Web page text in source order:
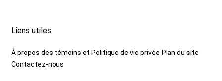
Liens utiles
À propos des témoins et Politique de vie privée Plan du site
Contactez-nous